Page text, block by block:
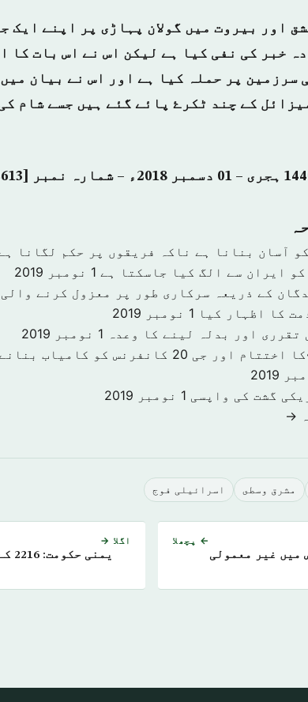
اور بیروت میں گولان پہاڑی پر اپنے ایک
خبر کی نفی کیا ہے لیکن اس نے اس بات کا
سرزمین پر حملہ کیا ہے اور اس نے بیان
کے چند ٹکرۓ پائے گئے ہیں جسے شام
آسان بنانا ہے ناکہ فریقوں پر حکم لگانا
ایران سے الگ کیا جاسکتا ہے 1 نومبر 2019
کے ذریعہ سرکاری طور پر معزول کرنے
کا اظہار کیا 1 نومبر 2019
اور بدلہ لینے کا وعدہ
1 نومبر 2019
«سرمایہ کاری اقدام»کا اختتام اور جی 20
گشت کی واپسی 1 نومبر 2019
→
مشرق وسطى اسرائیلی فوج
← پچھلا
میں غیر معمولی
اگلا →